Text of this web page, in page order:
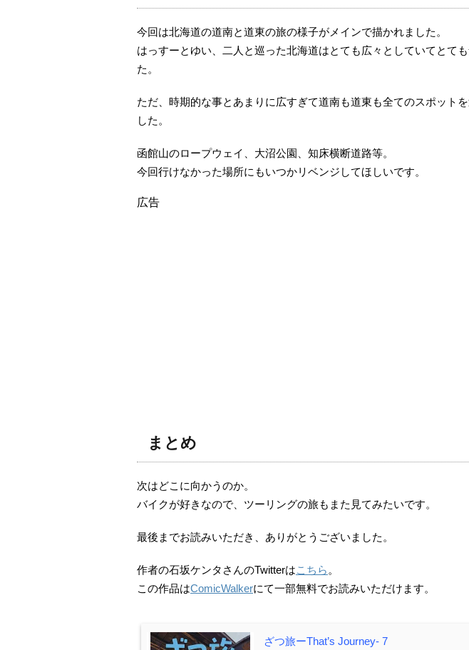
今回は北海道の道南と道東の旅の様子がメインで描かれました。
はっすーとゆい、二人と巡った北海道はとても広々としていてとて
た。
ただ、時期的な事とあまりに広すぎて道南も道東も全てのスポット
した。
函館山のロープウェイ、大沼公園、知床横断道路等。
今回行けなかった場所にもいつかリベンジしてほしいです。
広告
まとめ
次はどこに向かうのか。
バイクが好きなので、ツーリングの旅もまた見てみたいです。
最後までお読みいただき、ありがとうございました。
作者の石坂ケンタさんのTwitterはこちら。
この作品はComicWalkerにて一部無料でお読みいただけます。
ざつ旅ーThat’s Journey- 7